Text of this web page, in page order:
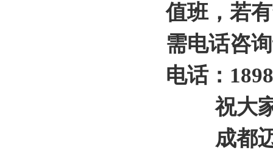
值班，若
需电话咨
电话：
祝大家
成都迈